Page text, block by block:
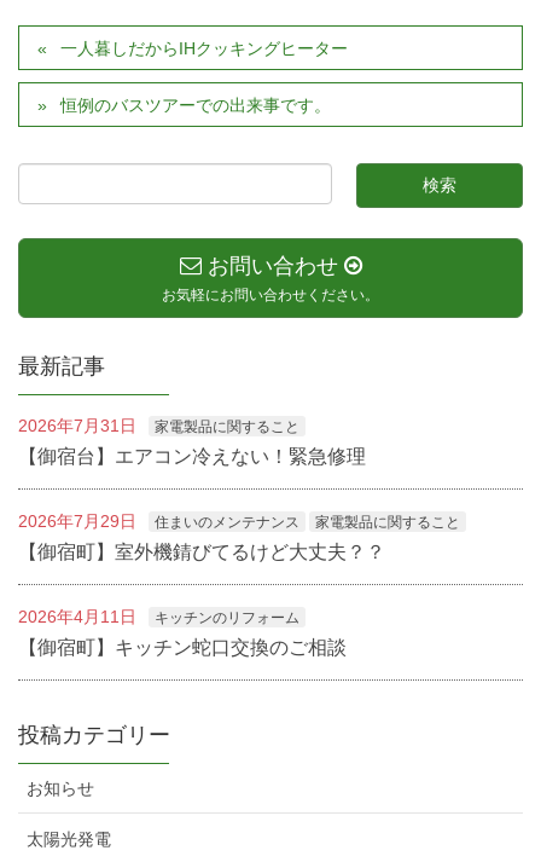
一人暮しだからIHクッキングヒーター
恒例のバスツアーでの出来事です。
お問い合わせ
お気軽にお問い合わせください。
最新記事
2026年7月31日 家電製品に関すること
【御宿台】エアコン冷えない！緊急修理
2026年7月29日 住まいのメンテナンス 家電製品に関すること
【御宿町】室外機錆びてるけど大丈夫？？
2026年4月11日 キッチンのリフォーム
【御宿町】キッチン蛇口交換のご相談
投稿カテゴリー
お知らせ
太陽光発電